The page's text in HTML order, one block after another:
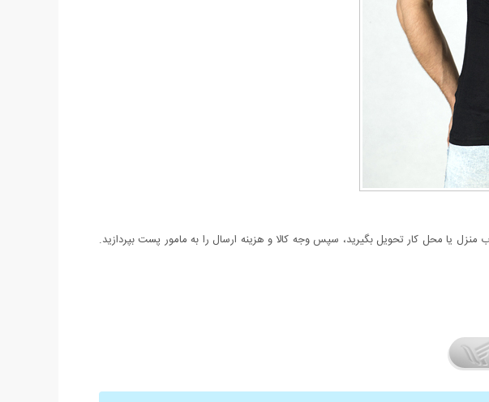
یا محل کار تحویل بگیرید، سپس وجه کالا و هزینه ارسال را به مامور پست بپردازید.